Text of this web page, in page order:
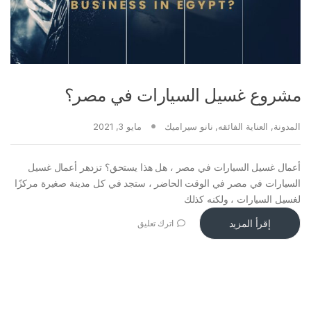
مشروع غسيل السيارات في مصر؟
المدونة, العناية الفائقه, نانو سيراميك مايو 3, 2021
أعمال غسيل السيارات في مصر ، هل هذا يستحق؟ تزدهر أعمال غسيل
السيارات في مصر في الوقت الحاضر ، ستجد في كل مدينة صغيرة مركزًا
لغسيل السيارات ، ولكنه كذلك
إقرأ المزيد اترك تعليق